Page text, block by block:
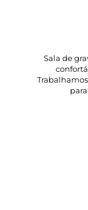
Sala de